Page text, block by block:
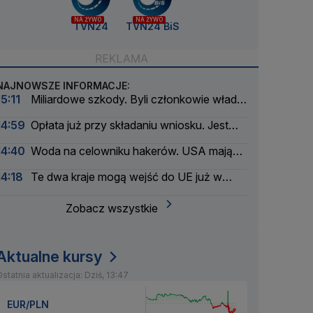
NA ŻYWO
TVN24
NA ŻYWO
TVN24 BiS
INFORMACJE:
Miliardowe szkody. Byli członkowie władz
Opłata już przy składaniu wniosku. Jest
Woda na celowniku hakerów. USA mają
Te dwa kraje mogą wejść do UE już w
Zobacz wszystkie
kursy
aktualizacja: Dziś, 13:47
EUR/PLN